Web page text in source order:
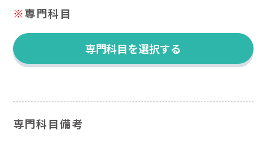
※専門科目
専門科目を選択する
専門科目備考